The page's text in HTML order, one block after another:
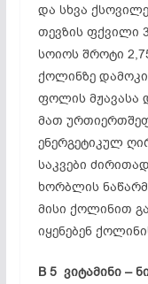
და სხვა
თევზის ფქვილი
სოიოს შროტი
ქოლინზე
ფოლის მჟავასა
მათ
ენერგეტიკულ
საკვები
ხორბლის
მისი ქოლინით
იყენებენ
B 5 ვიტამინი–